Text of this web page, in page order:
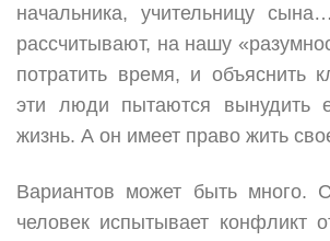
начальника, учительницу
рассчитывают, на нашу
потратить время, и объяснить
эти люди пытаются вынудить
жизнь. А он имеет право жить
Вариантов может быть много.
человек испытывает конфликт